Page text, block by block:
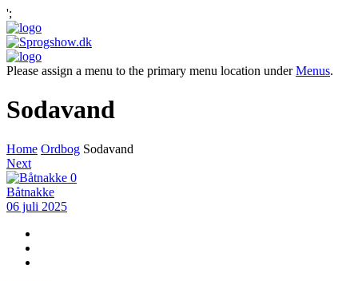
';
Please assign a menu to the primary menu location underMenus.
Sodavand
Home Ordbog Sodavand
Next
0
Båtnakke
06 juli 2025